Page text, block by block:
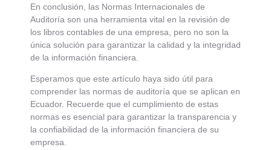
En conclusión, las Normas Internacionales de
Auditoría son una herramienta vital en la revisión de
los libros contables de una empresa, pero no son la
única solución para garantizar la calidad y la integridad
de la información financiera.
Esperamos que este artículo haya sido útil para
comprender las normas de auditoría que se aplican en
Ecuador. Recuerde que el cumplimiento de estas
normas es esencial para garantizar la transparencia y
la confiabilidad de la información financiera de su
empresa.